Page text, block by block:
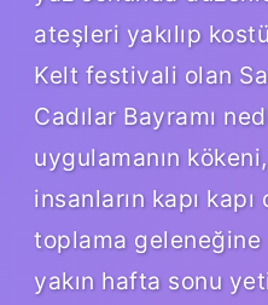
ateşleri yakılıp
Kelt festivali olan
Cadılar Bayramı
uygulamanın
insanların kapı
toplama geleneğine
yakın hafta sonu